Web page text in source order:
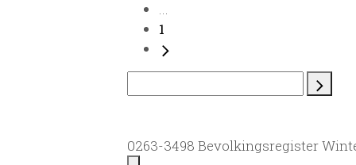
...
1
0263-3498 Bevolkingsregister